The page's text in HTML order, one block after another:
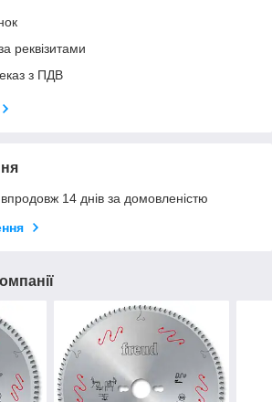
реквізитами
з ПДВ
14 днів за домовленістю